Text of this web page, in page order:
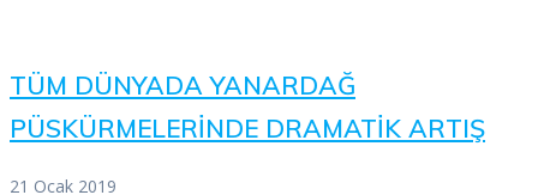
TÜM DÜNYADA YANARDAĞ
PÜSKÜRMELERİNDE DRAMATİK ARTIŞ
21 Ocak 2019